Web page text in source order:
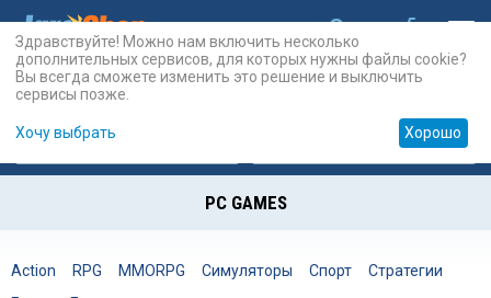
Карты Prepaid
PC GAMES
Action RPG MMORPG Симуляторы Спорт
Стратегии
Здравствуйте! Можно нам включить несколько
дополнительных сервисов, для которых нужны файлы cookie?
Вы всегда сможете изменить это решение и выключить
сервисы позже.
Хочу выбрать Хорошо